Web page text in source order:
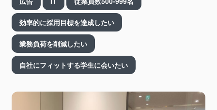
効率的に採用目標を達成したい
業務負荷を削減したい
自社にフィットする学生に会いたい